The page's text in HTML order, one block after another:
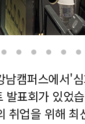
남캠퍼스에서'
표회가 있었
취업을 위해